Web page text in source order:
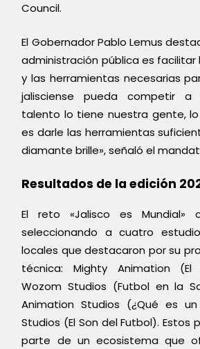
Council.
El Gobernador Pablo Lemus
administración pública es
y las herramientas necesarias
jalisciense pueda competir a
talento lo tiene nuestra gente,
es darle las herramientas
diamante brille», señaló el
Resultados de la edición
El reto «Jalisco es Mundial»
seleccionando a cuatro
locales que destacaron por su
técnica: Mighty Animation (El
Wozom Studios (Futbol en la
Animation Studios (¿Qué es
Studios (El Son del Futbol). Estos
parte de un ecosistema que